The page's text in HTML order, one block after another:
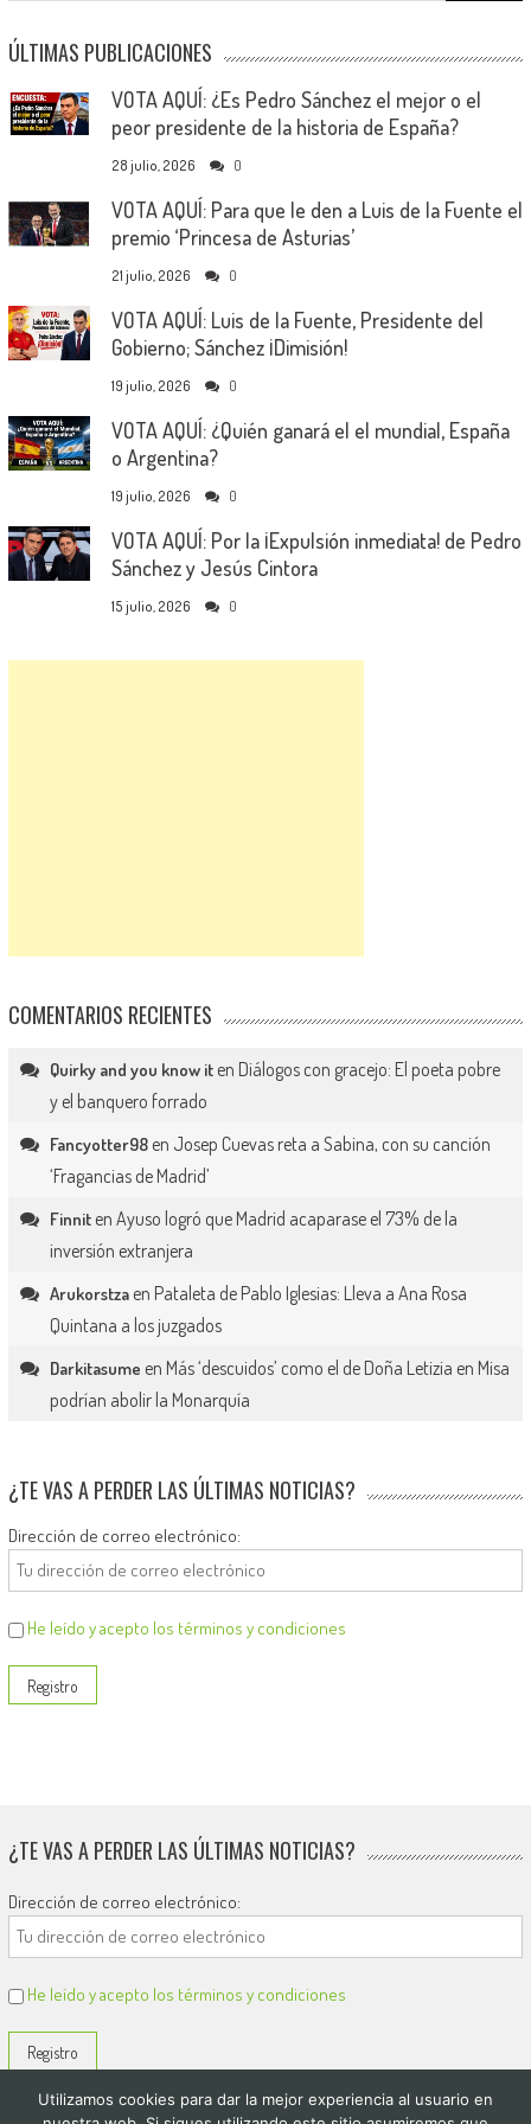
ÚLTIMAS PUBLICACIONES
VOTA AQUÍ: ¿Es Pedro Sánchez el mejor o el
peor presidente de la historia de España?
28 julio, 2026 0
VOTA AQUÍ: Para que le den a Luis de la Fuente el
premio ‘Princesa de Asturias’
21 julio, 2026 0
VOTA AQUÍ: Luis de la Fuente, Presidente del
Gobierno; Sánchez ¡Dimisión!
19 julio, 2026 0
VOTA AQUÍ: ¿Quién ganará el el mundial, España
o Argentina?
19 julio, 2026 0
VOTA AQUÍ: Por la ¡Expulsión inmediata! de Pedro
Sánchez y Jesús Cintora
15 julio, 2026 0
COMENTARIOS RECIENTES
Quirky and you know iten Diálogos con gracejo: El poeta pobre
y el banquero forrado
Fancyotter98en Josep Cuevas reta a Sabina, con su canción
‘Fragancias de Madrid’
Finniten Ayuso logró que Madrid acaparase el 73% de la
inversión extranjera
Arukorstzaen Pataleta de Pablo Iglesias: Lleva a Ana Rosa
Quintana a los juzgados
Darkitasume en Más ‘descuidos’ como el de Doña Letizia en Misa
podrían abolir la Monarquía
¿TE VAS A PERDER LAS ÚLTIMAS NOTICIAS?
Dirección de correo electrónico:
He leído y acepto los términos y condiciones
¿TE VAS A PERDER LAS ÚLTIMAS NOTICIAS?
Dirección de correo electrónico:
He leído y acepto los términos y condiciones
Utilizamos cookies para dar la mejor experiencia al usuario en